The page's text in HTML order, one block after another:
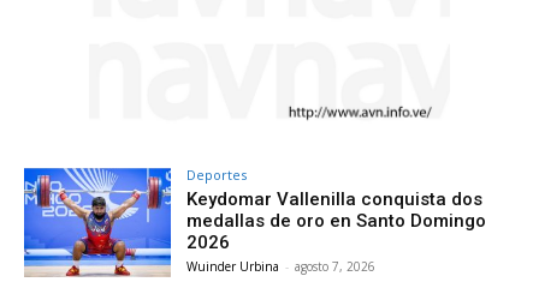
Deportes
Keydomar Vallenilla conquista dos
medallas de oro en Santo Domingo
2026
Wuinder Urbina - agosto 7, 2026